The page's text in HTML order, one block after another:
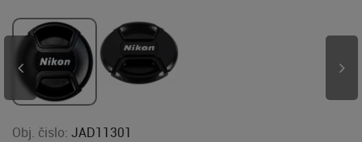
Obj. čislo: JAD11301